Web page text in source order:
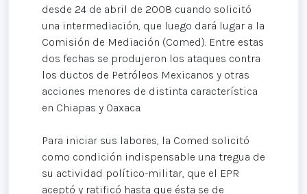
desde 24 de abril de 2008 cuando solicitó
una intermediación, que luego dará lugar a la
Comisión de Mediación (Comed). Entre estas
dos fechas se produjeron los ataques contra
los ductos de Petróleos Mexicanos y otras
acciones menores de distinta característica
en Chiapas y Oaxaca.
Para iniciar sus labores, la Comed solicitó
como condición indispensable una tregua de
su actividad político-militar, que el EPR
aceptó y ratificó hasta que ésta se de